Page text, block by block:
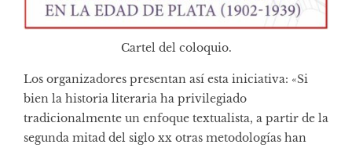
Cartel del coloquio.
Los organizadores presentan así esta iniciativa: «Si
bien la historia literaria ha privilegiado
tradicionalmente un enfoque textualista, a partir de la
segunda mitad del siglo xx otras metodologías han